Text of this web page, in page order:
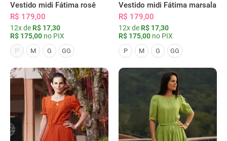
Vestido midi Fátima rosê
R$ 179,00
12x de R$ 17,30
R$ 175,00 no PIX
P
M G GG
Vestido midi Fátima marsala
R$ 179,00
12x de R$ 17,30
R$ 175,00 no PIX
P M G GG